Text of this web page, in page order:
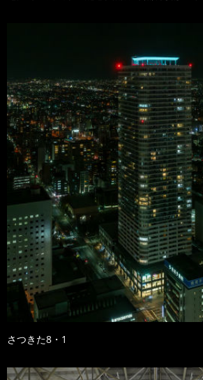
さつきた8・1